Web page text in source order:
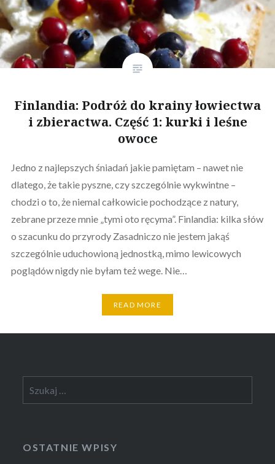
Finlandia: Podróż do krainy łowiectwa
i zbieractwa. Część 1: kurki i leśne
owoce
Jedno z najlepszych śniadań jakie pamiętam – nawet nie
dlatego, że takie pyszne, czy szczególnie wykwintne –
chodzi o to, że niemal całkowicie pochodzące z natury,
zebrane przeze mnie „tymi oto ręcyma”. Finlandia: kilka słów
o szacunku do przyrody Zasadniczo nie jestem jakąś
szczególnie uduchowioną jednostką, mimo lewicowych
poglądów nigdy nie byłam też wege. Nie…
READ MORE
OSTATNIE WPISY